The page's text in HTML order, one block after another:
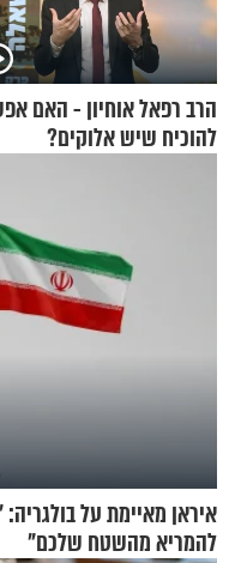
הרב רפאל אוחיון - האם
להוכיח שיש אלוקים?
איראן מאיימת על
להמריא מהשטח שלכם"